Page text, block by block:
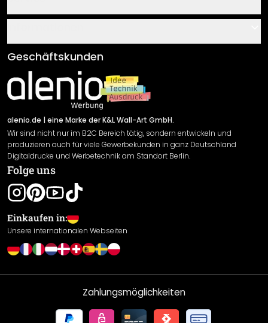
Über uns
Klebe- und Montageanleitungen
Newsletter An-/Abmeldung
Sendungsverfolgung
AGB
Impressum
Versand & Zahlung
Rücksendung
Widerrufsrecht
Datenschutzerklärung
Gewährleistung
Leistungserklärung / CE-Zeichen
Cookie Einstellungen
Geschäftskunden
alenio.de | eine Marke der K&L Wall-Art GmbH.
Wir sind nicht nur im B2C Bereich tätig, sondern entwickeln und
produzieren auch für viele Gewerbekunden in ganz Deutschland
Digitaldrucke und Werbetechnik am Standort Berlin.
Folge uns
Einkaufen in:
Unsere internationalen Webseiten
Zahlungsmöglichkeiten